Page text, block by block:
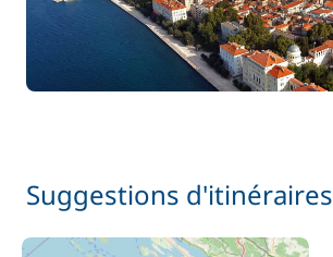
Suggestions d'itinéraires